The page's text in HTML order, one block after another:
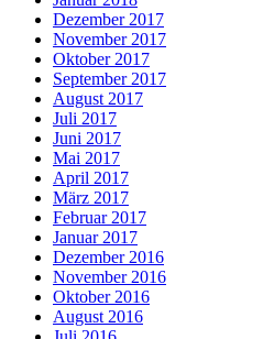
Dezember 2017
November 2017
Oktober 2017
September 2017
August 2017
Juli 2017
Juni 2017
Mai 2017
April 2017
März 2017
Februar 2017
Januar 2017
Dezember 2016
November 2016
Oktober 2016
August 2016